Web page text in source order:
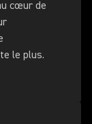
cœur de
le plus.